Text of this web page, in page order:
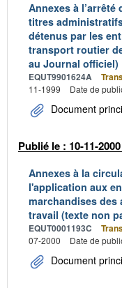
Annexes à l’arrêté
titres
détenus par les
transport routier
au Journal officiel)
EQUT9901624A
11-1999
Date de
Document
Publié le : 10-11-2000
Annexes à la
l'application aux
marchandises des
travail (texte non
EQUT0001193C
07-2000
Date de
Document